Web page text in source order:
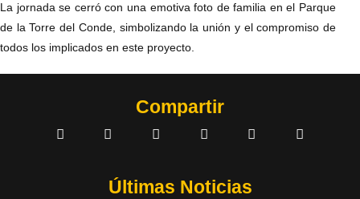
La jornada se cerró con una emotiva foto de familia en el Parque
de la Torre del Conde, simbolizando la unión y el compromiso de
todos los implicados en este proyecto.
Compartir
Últimas Noticias